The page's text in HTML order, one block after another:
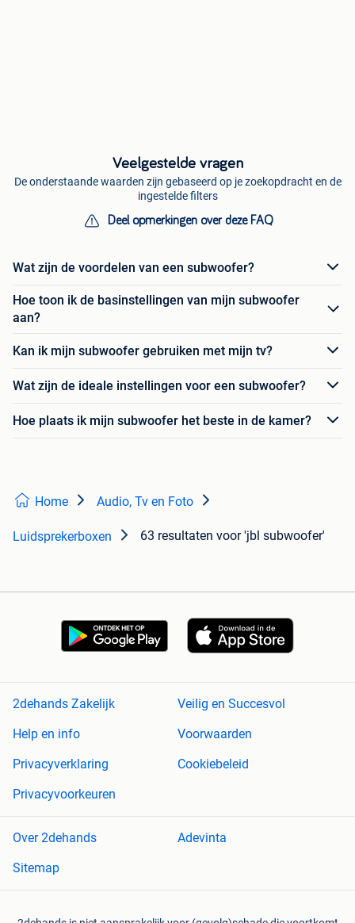
Veelgestelde vragen
De onderstaande waarden zijn gebaseerd op je zoekopdracht en de
ingestelde filters
Deel opmerkingen over deze FAQ
Wat zijn de voordelen van een subwoofer?
Hoe toon ik de basinstellingen van mijn subwoofer
aan?
Kan ik mijn subwoofer gebruiken met mijn tv?
Wat zijn de ideale instellingen voor een subwoofer?
Hoe plaats ik mijn subwoofer het beste in de kamer?
Home Audio, Tv en Foto
Luidsprekerboxen 63 resultaten voor 'jbl subwoofer'
2dehands Zakelijk
Veilig en Succesvol
Help en info
Voorwaarden
Privacyverklaring
Cookiebeleid
Privacyvoorkeuren
Over 2dehands
Adevinta
Sitemap